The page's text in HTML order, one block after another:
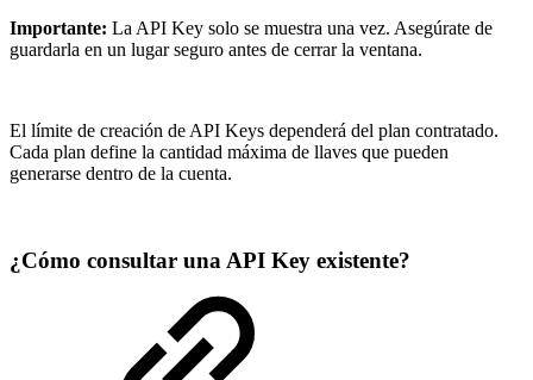
Importante: La API Key solo se muestra una vez. Asegúrate de
guardarla en un lugar seguro antes de cerrar la ventana.
El límite de creación de API Keys dependerá del plan contratado.
Cada plan define la cantidad máxima de llaves que pueden
generarse dentro de la cuenta.
¿Cómo consultar una API Key existente?